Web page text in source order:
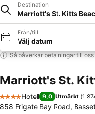
Destination
Marriott's St. Kitts
Från/till
Välj datum
Så påverkar betalningar till
Marriott's St.
4 Stjärnor
Hotell 9,0 Utmärkt (1
858 Frigate Bay Road,